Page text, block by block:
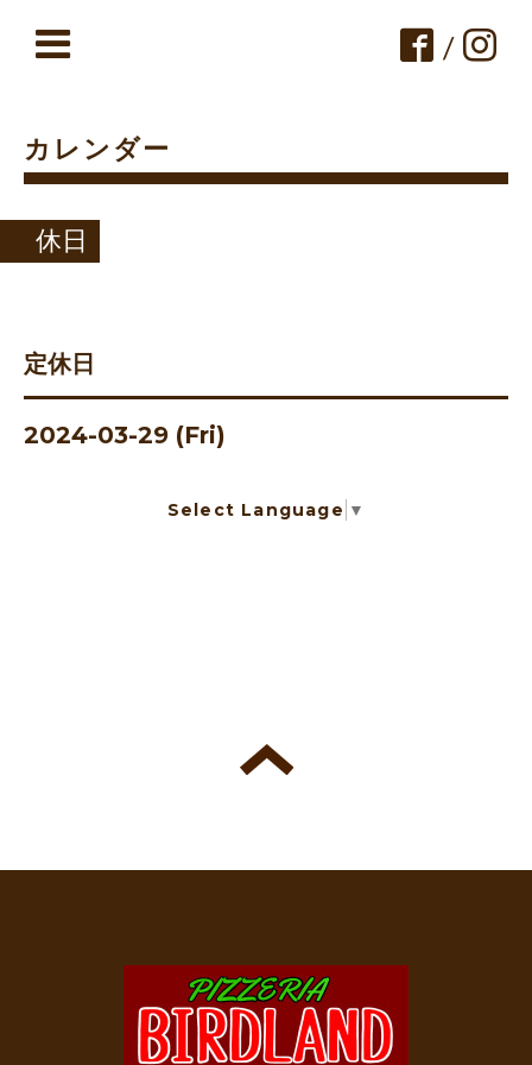
/
カレンダー
休日
定休日
2024-03-29 (Fri)
Select Language ▼